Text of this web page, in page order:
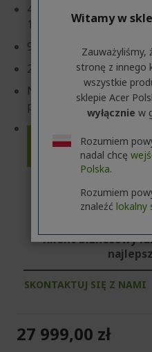
45,7 cm (18") WQUXGA
16:10 IPS 120 Hz
96 GB, DDR5 SDRAM
2 TB SSD
NVIDIA® GeForce
pamięći
Klient biznesowy
SKONTAKTUJ SIĘ Z NAMI
27 999,00 zł
Witamy w
Zauważyliśmy,
stronę z innego
wszystkie
sklepie Acer
wyłącznie w
Rozumiem
nadal chcę
Polska.
Rozumiem
znaleźć lokalny